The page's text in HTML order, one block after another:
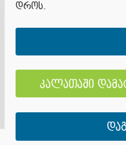
დროს.
კალათაში